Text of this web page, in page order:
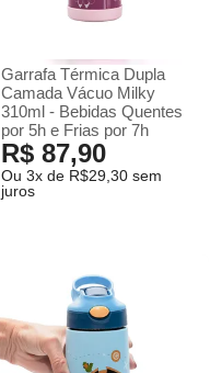
Garrafa Térmica Dupla
Camada Vácuo Milky
310ml - Bebidas Quentes
por 5h e Frias por 7h
R$ 87,90
Ou 3x de R$29,30 sem
juros